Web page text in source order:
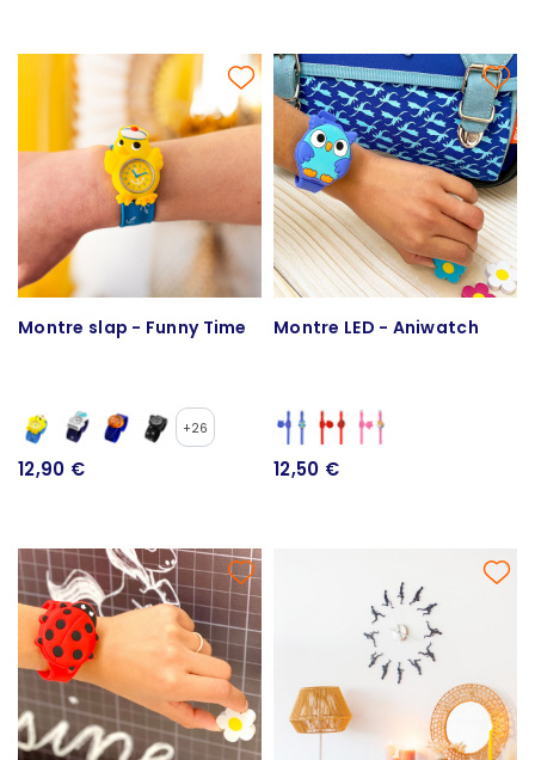
Montre slap - Funny Time
+26
12,90 €
Montre LED - Aniwatch
12,50 €